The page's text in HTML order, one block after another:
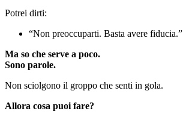
Potrei dirti:
“Non preoccuparti. Basta avere fiducia.”
Ma so che serve a poco.
Sono parole.
Non sciolgono il groppo che senti in gola.
Allora cosa puoi fare?